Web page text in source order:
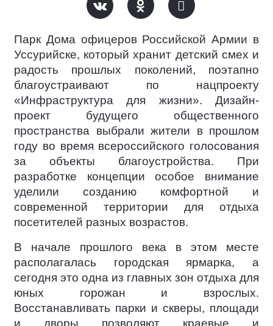
Парк Дома офицеров Российской Армии в
Уссурийске, который хранит детский смех и
радость прошлых поколений, поэтапно
благоустраивают по нацпроекту
«Инфраструктура для жизни». Дизайн-
проект будущего общественного
пространства выбрали жители в прошлом
году во время всероссийского голосования
за объекты благоустройства. При
разработке концепции особое внимание
уделили созданию комфортной и
современной территории для отдыха
посетителей разных возрастов.
В начале прошлого века в этом месте
располагалась городская ярмарка, а
сегодня это одна из главных зон отдыха для
юных горожан и взрослых.
Восстанавливать парки и скверы, площади
и дворы позволяют краевые и